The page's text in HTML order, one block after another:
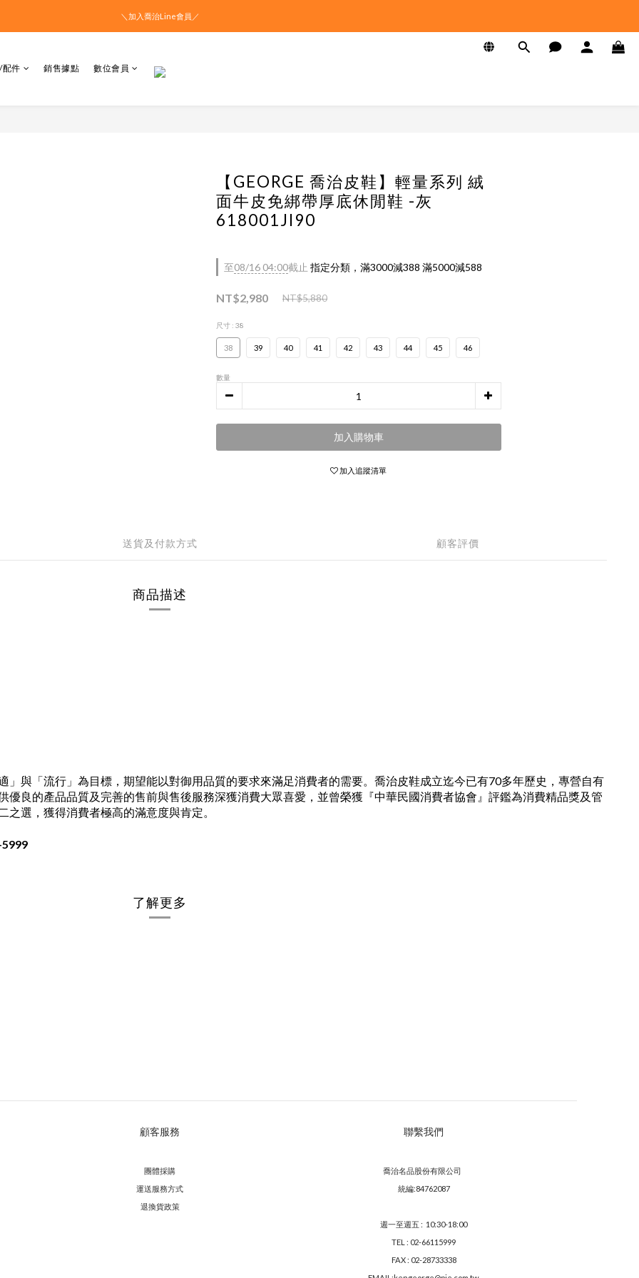
＼加入喬治Line會員／
配件 銷售據點 數位會員
【GEORGE 喬治皮鞋】輕量系列 絨
面牛皮免綁帶厚底休閒鞋 -灰
618001JI90
至08/16 04:00截止 指定分類，滿3000減388 滿5000減588
NT$2,980 NT$5,880
尺寸 : 38
38 39 40 41 42 43 44 45 46
數量
加入購物車
加入追蹤清單
送貨及付款方式 顧客評價
商品描述
與「流行」為目標，期望能以對御用品質的要求來滿足消費者的需要。喬治皮鞋成立迄今已有70多年歷史，專營自有
良的產品品質及完善的售前與售後服務深獲消費大眾喜愛，並曾榮獲『中華民國消費者協會』評鑑為消費精品獎及管
選，獲得消費者極高的滿意度與肯定。
了解更多
顧客服務
團體採購
運送服務方式
退換貨政策
聯繫我們
喬治名品股份有限公司
統編:84762087
週一至週五 : 10:30-18:00
TEL : 02-66115999
FAX : 02-28733338